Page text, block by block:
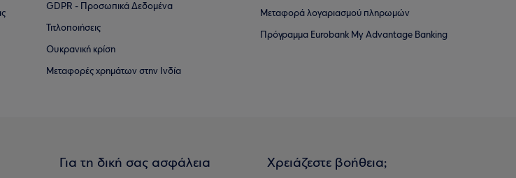
GDPR - Προσωπικά Δεδομένα
Τιτλοποιήσεις
Ουκρανική κρίση
Μεταφορές χρημάτων στην Ινδία
Μεταφορά λογαριασμού πληρωμών
Πρόγραμμα Eurobank My Advantage Banking
Για τη δική σας ασφάλεια Χρειάζεστε βοήθεια;